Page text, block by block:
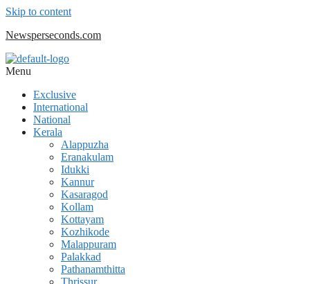
Skip to content
Newsperseconds.com
Menu
Exclusive
International
National
Kerala
Alappuzha
Eranakulam
Idukki
Kannur
Kasaragod
Kollam
Kottayam
Kozhikode
Malappuram
Palakkad
Pathanamthitta
Thrissur